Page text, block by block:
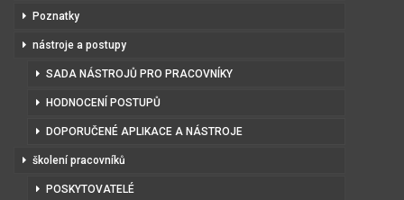
Poznatky
nástroje a postupy
SADA NÁSTROJŮ PRO PRACOVNÍKY
HODNOCENÍ POSTUPŮ
DOPORUČENÉ APLIKACE A NÁSTROJE
školení pracovníků
POSKYTOVATELÉ